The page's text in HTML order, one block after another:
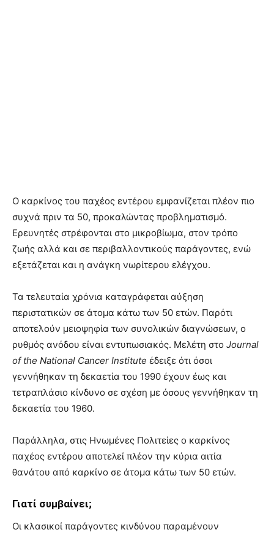
Ο καρκίνος του παχέος εντέρου εμφανίζεται πλέον πιο
συχνά πριν τα 50, προκαλώντας προβληματισμό.
Ερευνητές στρέφονται στο μικροβίωμα, στον τρόπο
ζωής αλλά και σε περιβαλλοντικούς παράγοντες, ενώ
εξετάζεται και η ανάγκη νωρίτερου ελέγχου.
Τα τελευταία χρόνια καταγράφεται αύξηση
περιστατικών σε άτομα κάτω των 50 ετών. Παρότι
αποτελούν μειοψηφία των συνολικών διαγνώσεων, ο
ρυθμός ανόδου είναι εντυπωσιακός. Μελέτη στο Journal
of the National Cancer Institute έδειξε ότι όσοι
γεννήθηκαν τη δεκαετία του 1990 έχουν έως και
τετραπλάσιο κίνδυνο σε σχέση με όσους γεννήθηκαν τη
δεκαετία του 1960.
Παράλληλα, στις Ηνωμένες Πολιτείες ο καρκίνος
παχέος εντέρου αποτελεί πλέον την κύρια αιτία
θανάτου από καρκίνο σε άτομα κάτω των 50 ετών.
Γιατί συμβαίνει;
Οι κλασικοί παράγοντες κινδύνου παραμένουν